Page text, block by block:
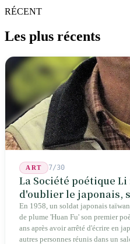
RÉCENT
Les plus récents
ART 7/30
La Société poétique
d'oublier le japonais,
poésie chinoise la
En 1958, un soldat japonais
de plume 'Huan Fu' son premier
ans après avoir arrêté d'écrire en
autres personnes réunis dans un